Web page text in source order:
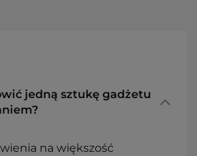
jedną sztukę gadżetu
na większość